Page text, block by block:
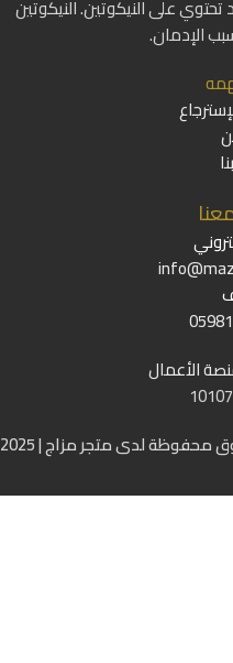
على النيكوتين. النيكوتين
الإدمان.
الأعمال
محفوظة لدى متجر مزاج | 2025